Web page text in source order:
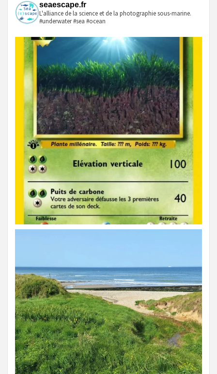
seaescape.fr
L'alliance de la science et de la photographie sous-marine.
#underwater #sea #ocean